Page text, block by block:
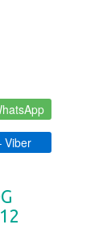
Viber